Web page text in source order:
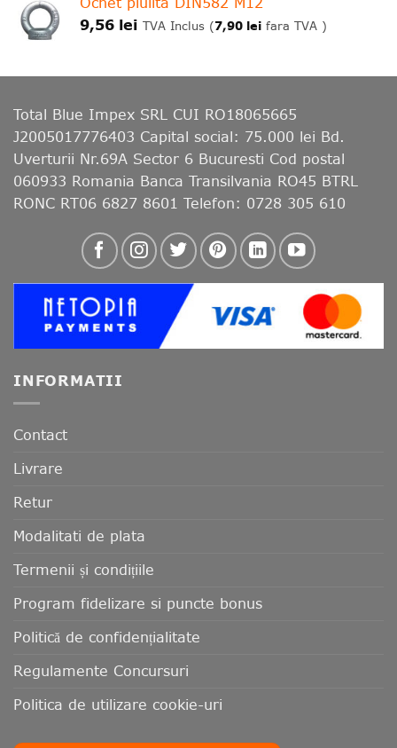
9,56 lei TVA Inclus (7,90 lei fara TVA )
Total Blue Impex SRL CUI RO18065665
J2005017776403 Capital social: 75.000 lei Bd.
Uverturii Nr.69A Sector 6 Bucuresti Cod postal
060933 Romania Banca Transilvania RO45 BTRL
RONC RT06 6827 8601 Telefon: 0728 305 610
INFORMATII
Contact
Livrare
Retur
Modalitati de plata
Termenii și condițiile
Program fidelizare si puncte bonus
Politică de confidențialitate
Regulamente Concursuri
Politica de utilizare cookie-uri